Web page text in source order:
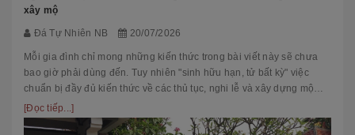
xây mộ
Đá Tự Nhiên NB 20/07/2026
Mỗi gia đình chỉ mong những kiến thức trong bài viết này sẽ chưa
bao giờ phải dùng đến. Tuy nhiên "sinh hữu hạn, tử bất kỳ" việc
chuẩn bị đầy đủ kiến thức về các thủ tục, nghi lễ và xây dựng mộ
phầ...
[Đọc tiếp...]